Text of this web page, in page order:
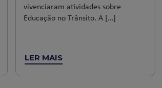
vivenciaram atividades sobre
Educação no Trânsito. A […]
LER MAIS